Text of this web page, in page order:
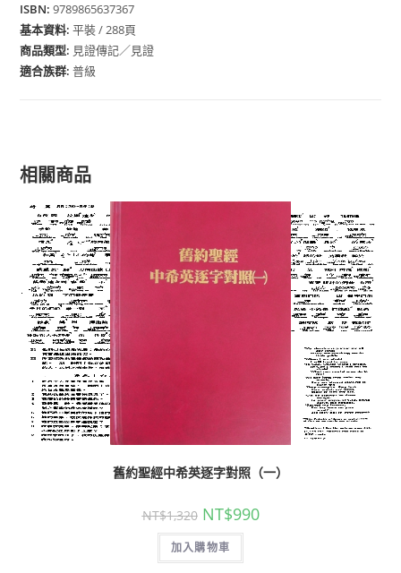
ISBN:9789865637367
基本資料:平裝 / 288頁
商品類型: 見證傳記／見證
適合族群:普級
相關商品
舊約聖經中希英逐字對照（一）
NT$1,320 NT$990
加入購物車